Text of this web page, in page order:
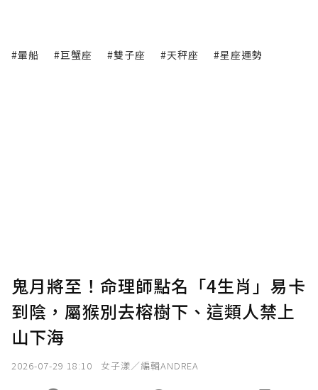
#暈船 #巨蟹座 #雙子座 #天秤座 #星座運勢
鬼月將至！命理師點名「4生肖」易卡
到陰，屬猴別去榕樹下、這類人禁上
山下海
2026-07-29 18:10 女子漾／編輯ANDREA